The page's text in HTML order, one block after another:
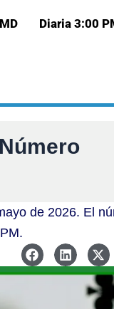
Diaria 3:00
de 2026. El